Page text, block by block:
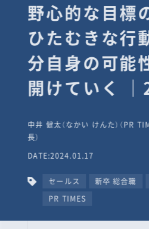
野心的な目標
ひたむきな行
分自身の可能
開けていく
タビュー
TIMESな人た
中井 健太（なかい けんた）（PR
長）
DATE:2024.01.17
セールス 新卒 総合職
PR TIMES